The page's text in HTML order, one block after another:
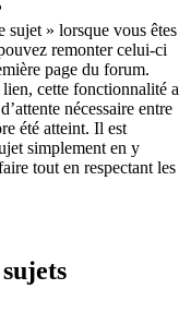
» lorsque vous êtes
remonter celui-ci
page du forum.
cette fonctionnalité a
nécessaire entre
été atteint. Il est
simplement en y
tout en respectant les